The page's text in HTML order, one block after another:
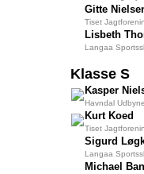
Gitte
Tiset
Lisbeth
Langaa
Klasse S
Kasper
Havndal
Kurt Koed
Tiset
Sigurd
Langaa
Michael